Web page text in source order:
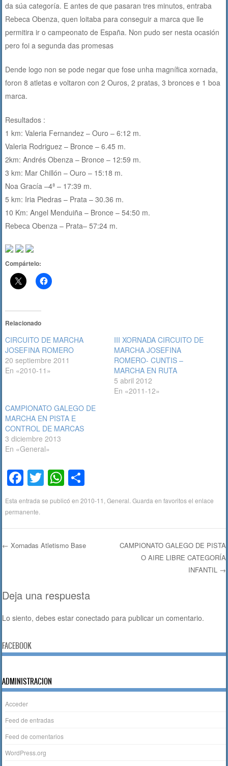
da súa categoría. E antes de que pasaran tres minutos, entraba
Rebeca Obenza, quen loitaba para conseguir a marca que lle
permitira ir o campeonato de España. Non pudo ser nesta ocasión
pero foi a segunda das promesas
Dende logo non se pode negar que fose unha magnífica xornada,
foron 8 atletas e voltaron con 2 Ouros, 2 pratas, 3 bronces e 1 boa
marca.
Resultados :
1 km: Valeria Fernandez – Ouro – 6:12 m.
Valeria Rodriguez – Bronce – 6.45 m.
2km: Andrés Obenza – Bronce – 12:59 m.
3 km: Mar Chillón – Ouro – 15:18 m.
Noa Gracía –4ª – 17:39 m.
5 km: Iria Piedras – Prata – 30.36 m.
10 Km: Angel Menduiña – Bronce – 54:50 m.
Rebeca Obenza – Prata– 57:24 m.
Compártelo:
Relacionado
CIRCUITO DE MARCHA
JOSEFINA ROMERO
20 septiembre 2011
En «2010-11»
III XORNADA CIRCUITO DE
MARCHA JOSEFINA
ROMERO- CUNTIS –
MARCHA EN RUTA
5 abril 2012
En «2011-12»
CAMPIONATO GALEGO DE
MARCHA EN PISTA E
CONTROL DE MARCAS
3 diciembre 2013
En «General»
F
a
c
e
b
k
T
wi
tt
er
W
h
at
s
A
o
m
p
ar
Esta entrada se publicó en2010-11 ,General . Guarda en favoritos elenlace
permanente
Navegación de entradas
← Xornadas Atletismo Base
CAMPIONATO GALEGO DE PISTA
O AIRE LIBRE CATEGORÍA
INFANTIL →
Deja una respuesta
Lo siento, debes estarconectado para publicar un comentario.
FACEBOOK
ADMINISTRACION
Acceder
Feed de entradas
Feed de comentarios
WordPress.org